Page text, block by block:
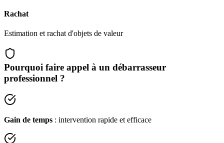
Rachat
Estimation et rachat d'objets de valeur
Pourquoi faire appel à un débarrasseur
professionnel ?
Gain de temps : intervention rapide et efficace